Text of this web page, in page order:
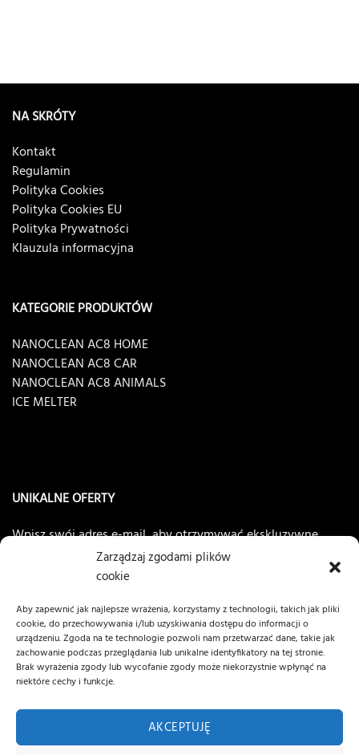
Zarządzaj zgodami plików
cookie
Aby zapewnić jak najlepsze wrażenia, korzystamy z technologii, takich jak pliki
cookie, do przechowywania i/lub uzyskiwania dostępu do informacji o
urządzeniu. Zgoda na te technologie pozwoli nam przetwarzać dane, takie jak
zachowanie podczas przeglądania lub unikalne identyfikatory na tej stronie.
Brak wyrażenia zgody lub wycofanie zgody może niekorzystnie wpłynąć na
niektóre cechy i funkcje.
AKCEPTUJĘ
NA SKRÓTY
Kontakt
Regulamin
Polityka Cookies
Polityka Cookies EU
Polityka Prywatności
Klauzula informacyjna
KATEGORIE PRODUKTÓW
NANOCLEAN AC8 HOME
NANOCLEAN AC8 CAR
NANOCLEAN AC8 ANIMALS
ICE MELTER
UNIKALNE OFERTY
Wpisz swój adres e-mail, aby otrzymywać ekskluzywne
NANOCLEAN®AC8